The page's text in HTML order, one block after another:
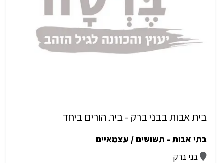
בית אבות בבני ברק - בית הורים ביחד
בתי אבות - תשושים / עצמאיים
בני ברק